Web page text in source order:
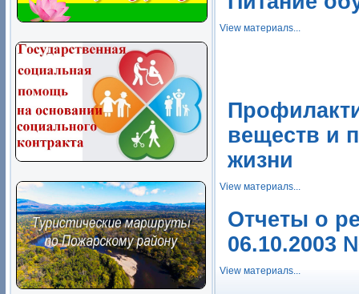
View материалs...
веществ и
жизни
View материалs...
Отчеты о
06.10.2003
View материалs...